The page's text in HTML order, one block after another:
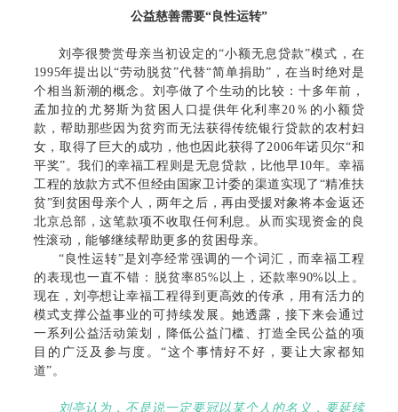
公益慈善需要“良性运转”
刘亭很赞赏母亲当初设定的“小额无息贷款”模式，在
1995年提出以“劳动脱贫”代替“简单捐助”，在当时绝对是
个相当新潮的概念。刘亭做了个生动的比较：十多年前，
孟加拉的尤努斯为贫困人口提供年化利率20％的小额贷
款，帮助那些因为贫穷而无法获得传统银行贷款的农村妇
女，取得了巨大的成功，他也因此获得了2006年诺贝尔“和
平奖”。我们的幸福工程则是无息贷款，比他早10年。幸福
工程的放款方式不但经由国家卫计委的渠道实现了“精准扶
贫”到贫困母亲个人，两年之后，再由受援对象将本金返还
北京总部，这笔款项不收取任何利息。从而实现资金的良
性滚动，能够继续帮助更多的贫困母亲。
“良性运转”是刘亭经常强调的一个词汇，而幸福工程
的表现也一直不错：脱贫率85%以上，还款率90%以上。
现在，刘亭想让幸福工程得到更高效的传承，用有活力的
模式支撑公益事业的可持续发展。她透露，接下来会通过
一系列公益活动策划，降低公益门槛、打造全民公益的项
目的广泛及参与度。“这个事情好不好，要让大家都知
道”。
刘亭认为，不是说一定要冠以某个人的名义，要延续